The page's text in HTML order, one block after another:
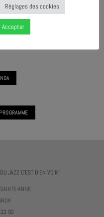
#2 - JOZEF DUMOULIN
JAZZ C'EST D'EN VOIR !
ANNE
92
Réglages des cookies
Accepter